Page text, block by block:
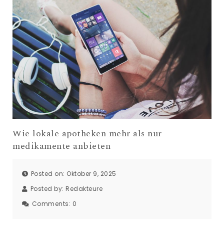
Wie lokale apotheken mehr als nur
medikamente anbieten
Posted on: Oktober 9, 2025
Posted by: Redakteure
Comments: 0